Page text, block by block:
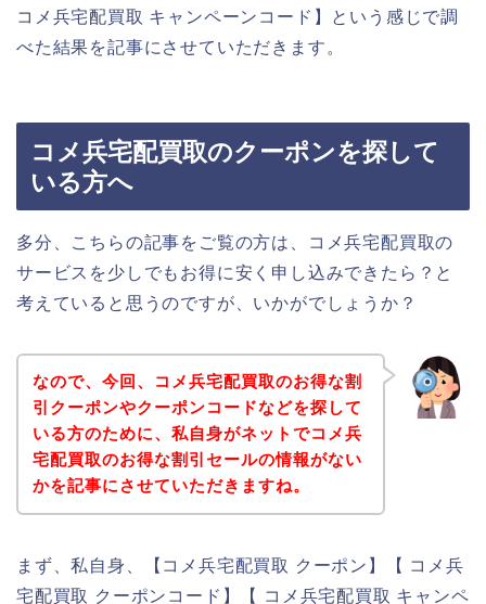
コメ兵宅配買取 キャンペーンコード】という感じで調
べた結果を記事にさせていただきます。
コメ兵宅配買取のクーポンを探して
いる方へ
多分、こちらの記事をご覧の方は、コメ兵宅配買取の
サービスを少しでもお得に安く申し込みできたら？と
考えていると思うのですが、いかがでしょうか？
なので、今回、コメ兵宅配買取のお得な割
引クーポンやクーポンコードなどを探して
いる方のために、私自身がネットでコメ兵
宅配買取のお得な割引セールの情報がない
かを記事にさせていただきますね。
まず、私自身、【コメ兵宅配買取 クーポン】【 コメ兵
宅配買取 クーポンコード】【 コメ兵宅配買取 キャンペ